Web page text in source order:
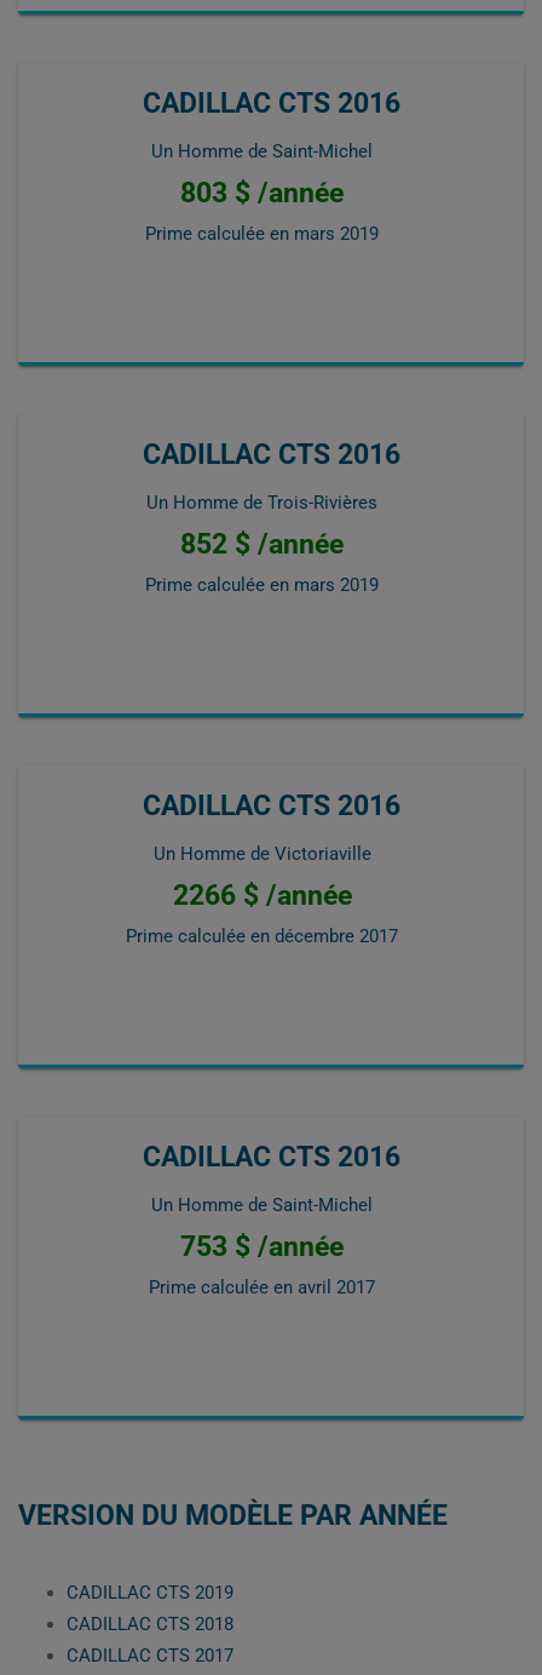
CADILLAC CTS 2016
Un Homme de Saint-Michel
803 $ /année
Prime calculée en mars 2019
CADILLAC CTS 2016
Un Homme de Trois-Rivières
852 $ /année
Prime calculée en mars 2019
CADILLAC CTS 2016
Un Homme de Victoriaville
2266 $ /année
Prime calculée en décembre 2017
CADILLAC CTS 2016
Un Homme de Saint-Michel
753 $ /année
Prime calculée en avril 2017
VERSION DU MODÈLE PAR ANNÉE
CADILLAC CTS 2019
CADILLAC CTS 2018
CADILLAC CTS 2017